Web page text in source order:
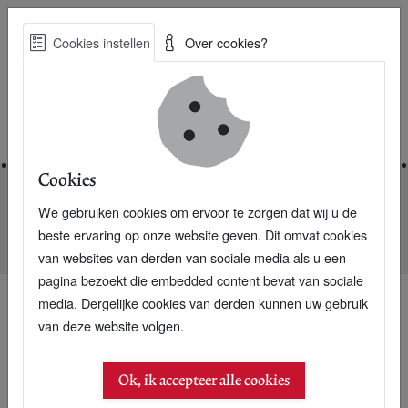
Skip
Best Practices voor een duurzame toekomst
Nieuwsarchief
Meijs: Vrijwilligerswerk bedrijven fiscaal aftrekbaar maken
20 mei 2007
Meijs: Vrijwilligerswerk
Cookies instellen Over cookies?
Cookies
We gebruiken cookies om ervoor te zorgen dat wij u de
beste ervaring op onze website geven. Dit omvat cookies
van websites van derden van sociale media als u een
pagina bezoekt die embedded content bevat van sociale
media. Dergelijke cookies van derden kunnen uw gebruik
van deze website volgen.
Ok, ik accepteer alle cookies